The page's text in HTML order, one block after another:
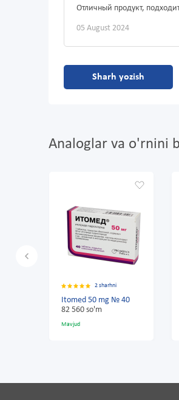
Отличный продукт,
05 August 2024
Sharh yozish
Analoglar va o'rnini
2 sharhni
Itomed 50 mg № 40
82 560 so'm
Mavjud